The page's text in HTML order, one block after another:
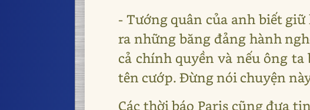
- Tướng quân của anh biết
ra những băng đảng hành
cả chính quyền và nếu ông
tên cướp. Đừng nói chuyện
Các thời báo Paris cũng đưa